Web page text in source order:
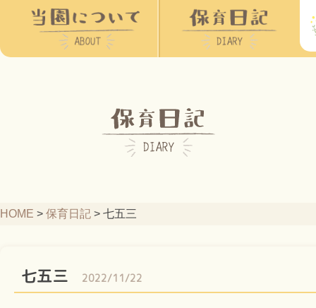
HOME > 保育日記 > 七五三
七五三 2022/11/22